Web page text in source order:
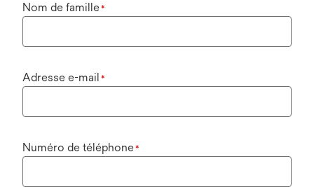
Nom de famille*
Adresse e-mail *
Numéro de téléphone*